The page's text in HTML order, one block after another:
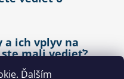
Ďalším
ich vplyv na
mali vedieť?